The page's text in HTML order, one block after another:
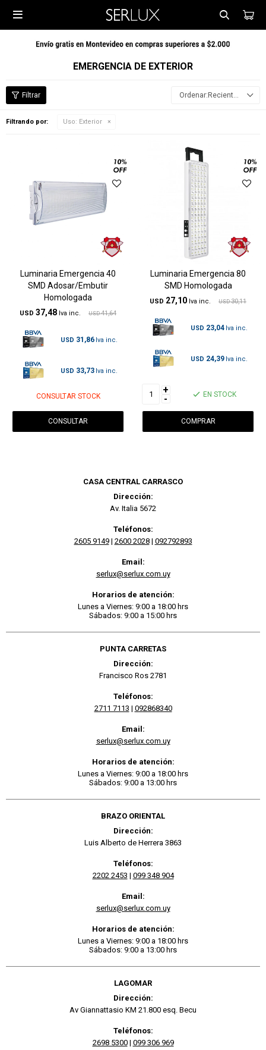

EMERGENCIA DE EXTERIOR
Recientes
Filtrando por: Uso: Exterior
Luminaria Emergencia 40
SMD Adosar/Embutir
Homologada
USD 37,48 USD 41,64
USD 31,86
USD 33,73
CONSULTAR STOCK
CONSULTAR
Luminaria Emergencia 80
SMD Homologada
USD 27,10 USD 30,11
USD 23,04
USD 24,39
+
- EN STOCK
CASA CENTRAL CARRASCO
Dirección:
Av. Italia 5672
Teléfonos:
2605 9149| 2600 2028| 092792893
Email:
serlux@serlux.com.uy
Horarios de atención:
Lunes a Viernes: 9:00 a 18:00 hrs
Sábados: 9:00 a 15:00 hrs
PUNTA CARRETAS
Dirección:
Francisco Ros 2781
Teléfonos:
2711 7113 | 092868340
Email:
serlux@serlux.com.uy
Horarios de atención:
Lunes a Viernes: 9:00 a 18:00 hrs
Sábados: 9:00 a 13:00 hrs
BRAZO ORIENTAL
Dirección:
Luis Alberto de Herrera 3863
Teléfonos:
2202 2453 | 099 348 904
Email:
serlux@serlux.com.uy
Horarios de atención:
Lunes a Viernes: 9:00 a 18:00 hrs
Sábados: 9:00 a 13:00 hrs
LAGOMAR
Dirección:
Av Giannattasio KM 21.800 esq. Becu
Teléfonos:
2698 5300| 099 306 969